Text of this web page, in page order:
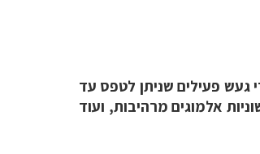
געש פעילים שניתן לטפס עד
אלמוגים מרהיבות, ועוד